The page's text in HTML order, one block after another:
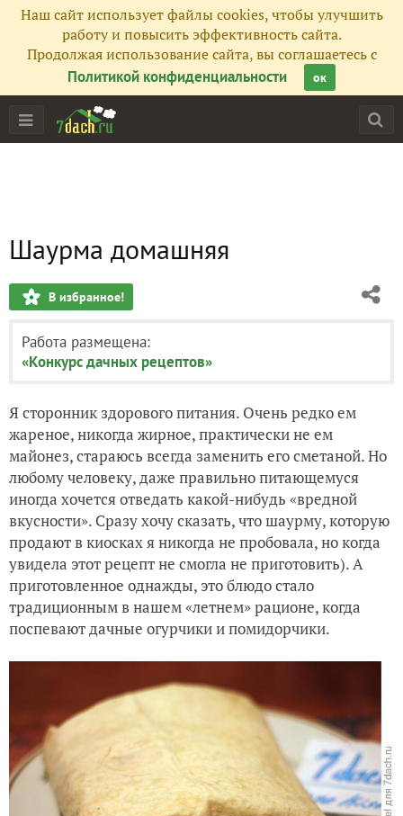
Наш сайт использует файлы cookies, чтобы улучшить
работу и повысить эффективность сайта.
Продолжая использование сайта, вы соглашаетесь с
Политикой конфиденциальности
ок
Шаурма домашняя
В избранное!
Работа размещена:
«Конкурс дачных рецептов»
Я сторонник здорового питания. Очень редко ем
жареное, никогда жирное, практически не ем
майонез, стараюсь всегда заменить его сметаной. Но
любому человеку, даже правильно питающемуся
иногда хочется отведать какой-нибудь «вредной
вкусности». Сразу хочу сказать, что шаурму, которую
продают в киосках я никогда не пробовала, но когда
увидела этот рецепт не смогла не приготовить). А
приготовленное однажды, это блюдо стало
традиционным в нашем «летнем» рационе, когда
поспевают дачные огурчики и помидорчики.